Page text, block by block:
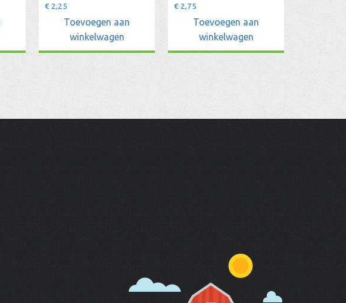
€ 2,25
Toevoegen aan
winkelwagen
€ 2,75
Toevoegen aan
winkelwagen